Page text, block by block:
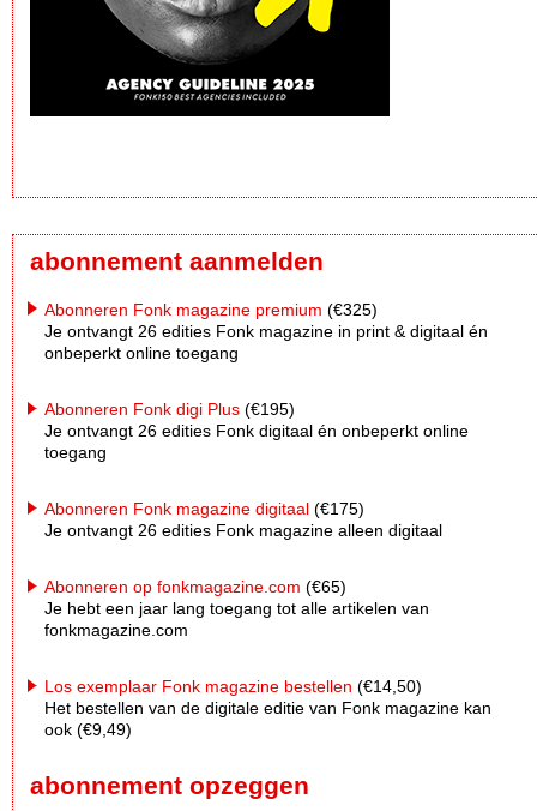
abonnement aanmelden
Abonneren Fonk magazine premium (€325)
Je ontvangt 26 edities Fonk magazine in print & digitaal én
onbeperkt online toegang
Abonneren Fonk digi Plus (€195)
Je ontvangt 26 edities Fonk digitaal én onbeperkt online
toegang
Abonneren Fonk magazine digitaal (€175)
Je ontvangt 26 edities Fonk magazine alleen digitaal
Abonneren op fonkmagazine.com (€65)
Je hebt een jaar lang toegang tot alle artikelen van
fonkmagazine.com
Los exemplaar Fonk magazine bestellen (€14,50)
Het bestellen van de digitale editie van Fonk magazine kan
ook (€9,49)
abonnement opzeggen